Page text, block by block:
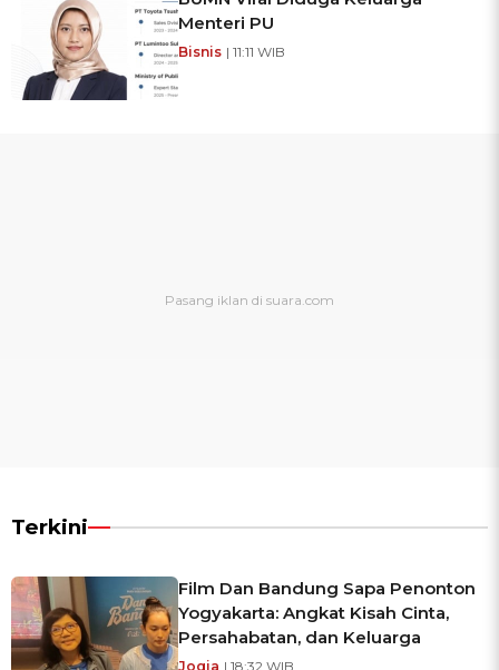
Menteri PU
Bisnis | 11:11 WIB
Terkini
Film Dan Bandung Sapa Penonton
Yogyakarta: Angkat Kisah Cinta,
Persahabatan, dan Keluarga
Jogja | 18:32 WIB